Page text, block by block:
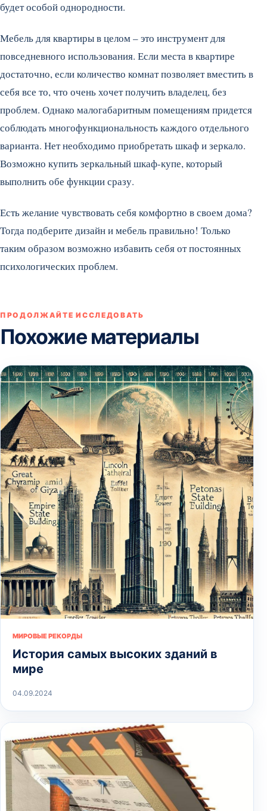
будет особой однородности.
Мебель для квартиры в целом – это инструмент для
повседневного использования. Если места в квартире
достаточно, если количество комнат позволяет вместить в
себя все то, что очень хочет получить владелец, без
проблем. Однако малогабаритным помещениям придется
соблюдать многофункциональность каждого отдельного
варианта. Нет необходимо приобретать шкаф и зеркало.
Возможно купить зеркальный шкаф-купе, который
выполнить обе функции сразу.
Есть желание чувствовать себя комфортно в своем дома?
Тогда подберите дизайн и мебель правильно! Только
таким образом возможно избавить себя от постоянных
психологических проблем.
ПРОДОЛЖАЙТЕ ИССЛЕДОВАТЬ
Похожие материалы
МИРОВЫЕ РЕКОРДЫ
История самых высоких зданий в
мире
04.09.2024